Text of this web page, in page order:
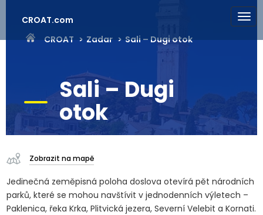
CROAT.com
CROAT
Zadar Sali – Dugi otok
Sali – Dugi
otok
Zobrazit na mapě
Jedinečná zeměpisná poloha doslova otevírá pět národních
parků, které se mohou navštívit v jednodenních výletech –
Paklenica, řeka Krka, Plitvická jezera, Severní Velebit a Kornati.